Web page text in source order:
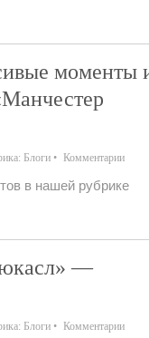
моменты
Блоги Комментарии
в нашей рубрике
—
Блоги Комментарии